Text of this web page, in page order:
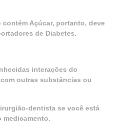
Açúcar, portanto, deve
de Diabetes.
interações do
com outras substâncias ou
dentista se você está
medicamento.